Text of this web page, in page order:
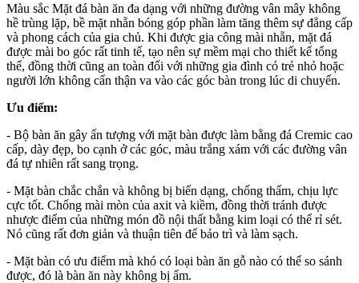
Màu sắc Mặt đá bàn ăn đa dạng với những đường vân mây không
hề trùng lặp, bề mặt nhẵn bóng góp phần làm tăng thêm sự đẳng cấp
và phong cách của gia chủ. Khi được gia công mài nhẵn, mặt đá
được mài bo góc rất tinh tế, tạo nên sự mềm mại cho thiết kế tổng
thể, đồng thời cũng an toàn đối với những gia đình có trẻ nhỏ hoặc
người lớn không cẩn thận va vào các góc bàn trong lúc di chuyển.
Ưu điểm:
- Bộ bàn ăn gây ấn tượng với mặt bàn được làm bằng đá Cremic cao
cấp, dày đẹp, bo cạnh ở các góc, màu trắng xám với các đường vân
đá tự nhiên rất sang trọng.
- Mặt bàn chắc chắn và không bị biến dạng, chống thấm, chịu lực
cực tốt. Chống mài mòn của axit và kiềm, đồng thời tránh được
nhược điểm của những món đồ nội thất bằng kim loại có thể rỉ sét.
Nó cũng rất đơn giản và thuận tiên để bảo trì và làm sạch.
- Mặt bàn có ưu điểm mà khó có loại bàn ăn gỗ nào có thể so sánh
được, đó là bàn ăn này không bị ẩm.